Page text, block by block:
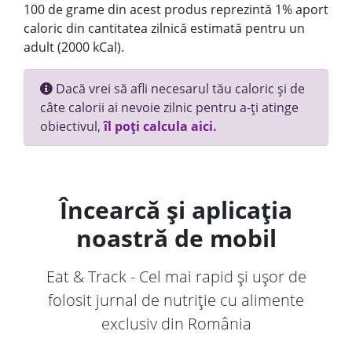
100 de grame din acest produs reprezintă 1% aport
caloric din cantitatea zilnică estimată pentru un
adult (2000 kCal).
Dacă vrei să afli necesarul tău caloric și de
câte calorii ai nevoie zilnic pentru a-ți atinge
obiectivul,îl poți calcula aici.
Încearcă și aplicația
noastră de mobil
Eat & Track - Cel mai rapid și ușor de
folosit jurnal de nutriție cu alimente
exclusiv din România